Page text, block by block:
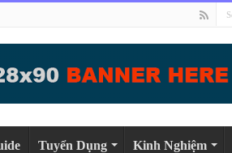
Tuyển Dụng Kinh Nghiệm